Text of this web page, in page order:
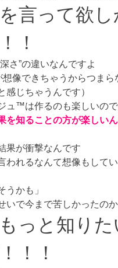
言って欲し
！
さ”の違いなんですよ
想像できちゃうからつまら
感じちゃうんです）
ュ™は作るのも楽しいの
を知ることの方が楽しい
果が衝撃なんです
われるなんて想像もして
うかも」
いで今まで苦しかったのか
っと知りた
！！